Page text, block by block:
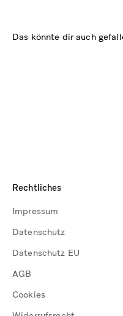
Rechtliches
Impressum
Datenschutz
Datenschutz EU
AGB
Cookies